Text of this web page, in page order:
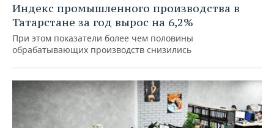
Индекс промышленного производства в
Татарстане за год вырос на 6,2%
При этом показатели более чем половины
обрабатывающих производств снизились